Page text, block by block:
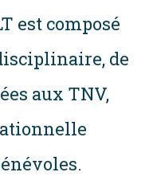
est composé
de
aux TNV,